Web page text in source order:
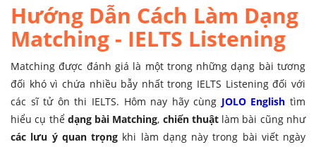
Hướng Dẫn Cách Làm Dạng
Matching - IELTS Listening
Matching được đánh giá là một trong những dạng bài tương
đối khó vì chứa nhiều bẫy nhất trong IELTS Listening đối với
các sĩ tử ôn thi IELTS. Hôm nay hãy cùng JOLO English tìm
hiểu cụ thể dạng bài Matching, chiến thuậtlàm bài cũng như
các lưu ý quan trọng khi làm dạng này trong bài viết ngày